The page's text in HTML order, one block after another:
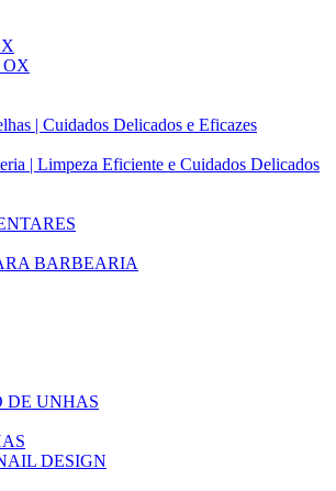
OX
| Cuidados Delicados e Eficazes
| Limpeza Eficiente e Cuidados Delicados
BARBEARIA
DE UNHAS
DESIGN